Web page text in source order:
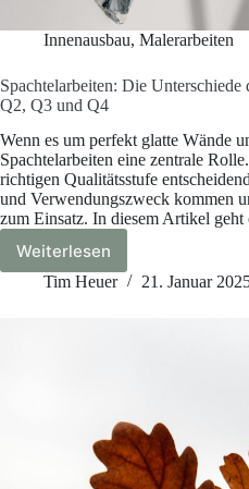
Innenausbau, Malerarbeiten
Spachtelarbeiten: Die Unterschiede
Q2, Q3 und Q4
Wenn es um perfekt glatte Wände
Spachtelarbeiten eine zentrale
richtigen Qualitätsstufe
und Verwendungszweck kommen
zum Einsatz. In diesem Artikel
WeiterlesenSpachtelarbeiten:
Die
Tim Heuer 21. Januar